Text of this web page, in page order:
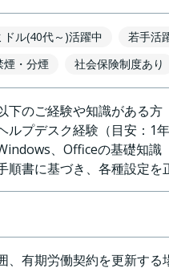
ドル(40代～)活躍中
若手活
煙・分煙
社会保険制度あり
下のご経験や知識がある方
ルプデスク経験（目安：1
、Officeの基礎知識
順書に基づき、各種設定
、有期労働契約を更新す